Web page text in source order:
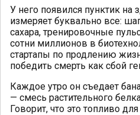
У него появился пунктик на
измеряет буквально все:
сахара, тренировочные
сотни миллионов в
стартапы по продлению
победить смерть как сбой
Каждое утро он съедает
— смесь растительного
Говорит, что это топливо